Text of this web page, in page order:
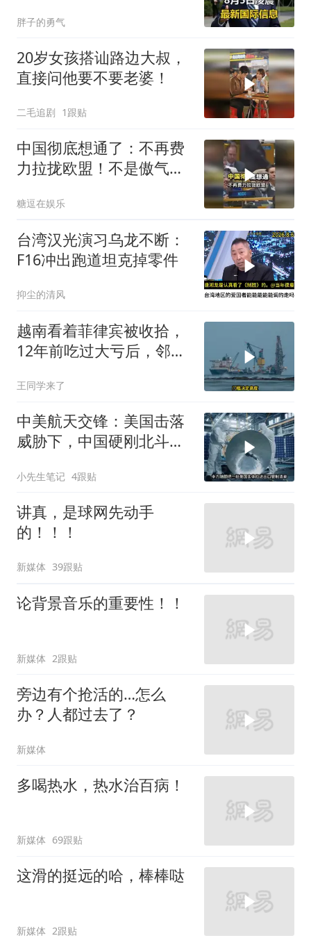
胖子的勇气
20岁女孩搭讪路边大叔，
直接问他要不要老婆！
二毛追剧 1跟贴
中国彻底想通了：不再费
力拉拢欧盟！不是傲气，
糖逗在娱乐
台湾汉光演习乌龙不断：
F16冲出跑道坦克掉零件
抑尘的清风
越南看着菲律宾被收拾，
12年前吃过大亏后，邻国
王同学来了
中美航天交锋：美国击落
威胁下，中国硬刚北斗升
小先生笔记 4跟贴
讲真，是球网先动手
的！！！
新媒体 39跟贴
论背景音乐的重要性！！
新媒体 2跟贴
旁边有个抢活的…怎么
办？人都过去了？
新媒体
多喝热水，热水治百病！
新媒体 69跟贴
这滑的挺远的哈，棒棒哒
新媒体 2跟贴